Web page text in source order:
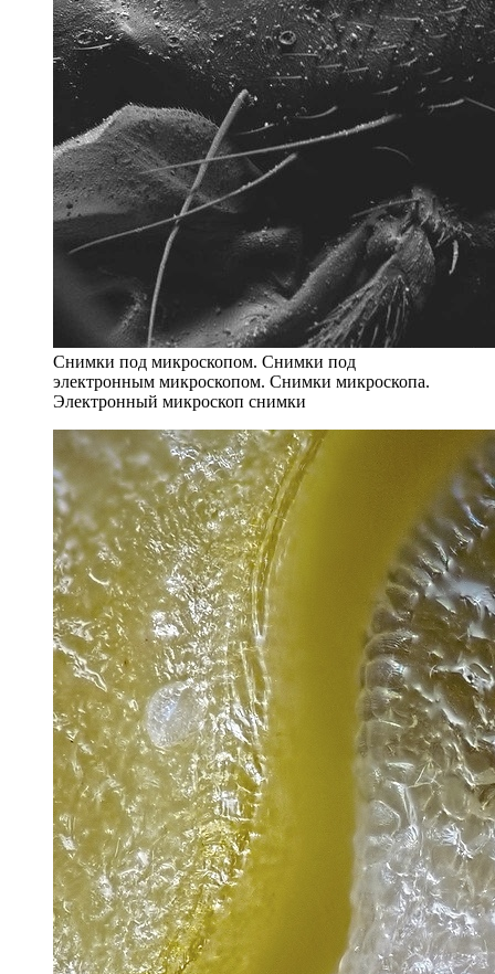
Снимки под микроскопом. Снимки под
электронным микроскопом. Снимки микроскопа.
Электронный микроскоп снимки